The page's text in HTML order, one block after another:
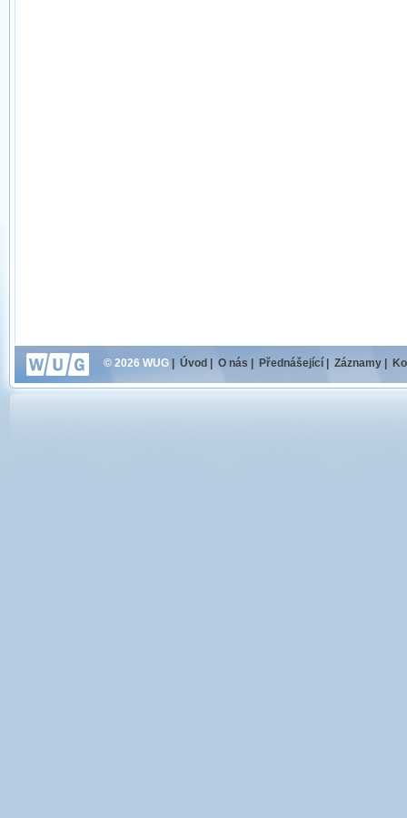
© 2026 WUG Úvod O nás Přednášející Záznamy